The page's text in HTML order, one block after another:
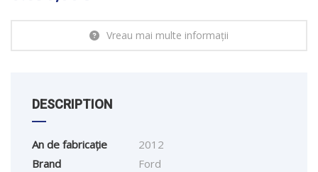
Vreau mai multe informații
DESCRIPTION
An de fabricație
2012
Brand
Ford